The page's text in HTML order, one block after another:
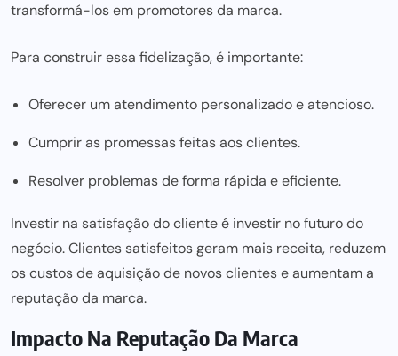
transformá-los em promotores da marca.
Para construir essa fidelização, é importante:
Oferecer um atendimento personalizado e atencioso.
Cumprir as promessas feitas aos clientes.
Resolver problemas de forma rápida e eficiente.
Investir na satisfação do cliente é investir no futuro do
negócio. Clientes satisfeitos geram mais receita, reduzem
os custos de aquisição de novos clientes e aumentam a
reputação da marca.
Impacto Na Reputação Da Marca